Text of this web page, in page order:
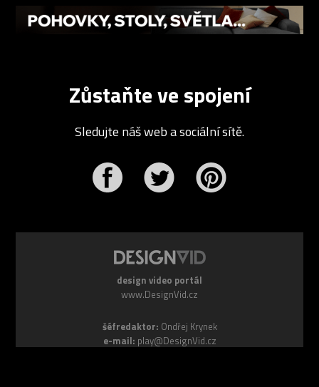
Zůstaňte ve spojení
Sledujte náš web a sociální sítě.
design video portál
www.DesignVid.cz
šéfredaktor: Ondřej Krynek
e-mail: play@DesignVid.cz